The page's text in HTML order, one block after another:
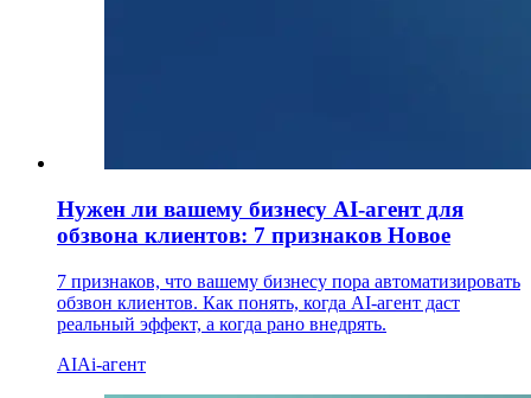
Нужен ли вашему бизнесу AI-агент для
обзвона клиентов: 7 признаков Новое
7 признаков, что вашему бизнесу пора автоматизировать
обзвон клиентов. Как понять, когда AI-агент даст
реальный эффект, а когда рано внедрять.
AIAi-агент